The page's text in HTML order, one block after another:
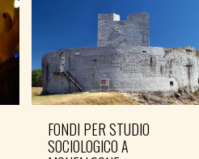
FONDI PER STUDIO
SOCIOLOGICO A